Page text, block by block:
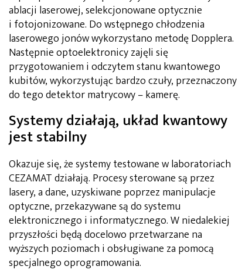
ablacji laserowej, selekcjonowane optycznie
i fotojonizowane. Do wstępnego chłodzenia
laserowego jonów wykorzystano metodę Dopplera.
Następnie optoelektronicy zajęli się
przygotowaniem i odczytem stanu kwantowego
kubitów, wykorzystując bardzo czuły, przeznaczony
do tego detektor matrycowy – kamerę.
Systemy działają, układ kwantowy
jest stabilny
Okazuje się, że systemy testowane w laboratoriach
CEZAMAT działają. Procesy sterowane są przez
lasery, a dane, uzyskiwane poprzez manipulacje
optyczne, przekazywane są do systemu
elektronicznego i informatycznego. W niedalekiej
przyszłości będą docelowo przetwarzane na
wyższych poziomach i obsługiwane za pomocą
specjalnego oprogramowania.